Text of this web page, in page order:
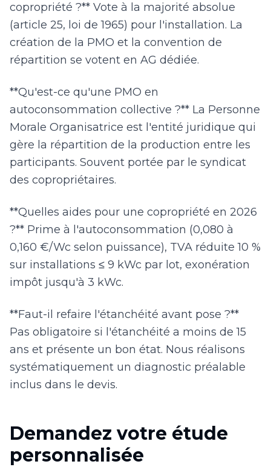
copropriété ?** Vote à la majorité absolue
(article 25, loi de 1965) pour l'installation. La
création de la PMO et la convention de
répartition se votent en AG dédiée.
**Qu'est-ce qu'une PMO en
autoconsommation collective ?** La Personne
Morale Organisatrice est l'entité juridique qui
gère la répartition de la production entre les
participants. Souvent portée par le syndicat
des copropriétaires.
**Quelles aides pour une copropriété en 2026
?** Prime à l'autoconsommation (0,080 à
0,160 €/Wc selon puissance), TVA réduite 10 %
sur installations ≤ 9 kWc par lot, exonération
impôt jusqu'à 3 kWc.
**Faut-il refaire l'étanchéité avant pose ?**
Pas obligatoire si l'étanchéité a moins de 15
ans et présente un bon état. Nous réalisons
systématiquement un diagnostic préalable
inclus dans le devis.
Demandez votre étude
personnalisée